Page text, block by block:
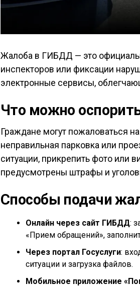
Жалоба в ГИБДД — это
инспекторов или фиксации
электронные сервисы,
Что можно
Граждане могут пожаловаться
неправильная парковка или
ситуации, прикрепить фото или
предусмотрены штрафы и
Способы подачи
Онлайн через сайт ГИБДД:
«Прием обращений»,
Через портал Госуслуги:
ситуации и загрузка файлов.
Мобильное приложение